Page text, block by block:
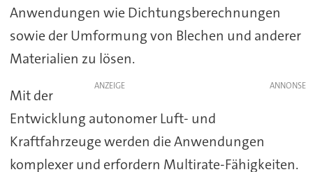
Anwendungen wie Dichtungsberechnungen
sowie der Umformung von Blechen und anderer
Materialien zu lösen.
ANZEIGE
Mit der
Entwicklung autonomer Luft- und
Kraftfahrzeuge werden die Anwendungen
komplexer und erfordern Multirate-Fähigkeiten.